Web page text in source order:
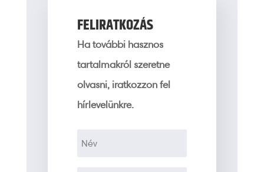
FELIRATKOZÁS
Ha további hasznos
tartalmakról szeretne
olvasni, iratkozzon fel
hírlevelünkre.